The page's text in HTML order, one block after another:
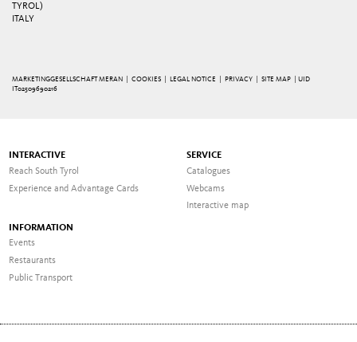
TYROL)
ITALY
MARKETINGGESELLSCHAFT MERAN | COOKIES LEGAL NOTICE PRIVACY |SITE MAP
| UID
IT02509690216
INTERACTIVE
Reach South Tyrol
Experience and Advantage Cards
SERVICE
Catalogues
Webcams
Interactive map
INFORMATION
Events
Restaurants
Public Transport